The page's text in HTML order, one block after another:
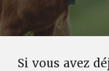
Si vous avez